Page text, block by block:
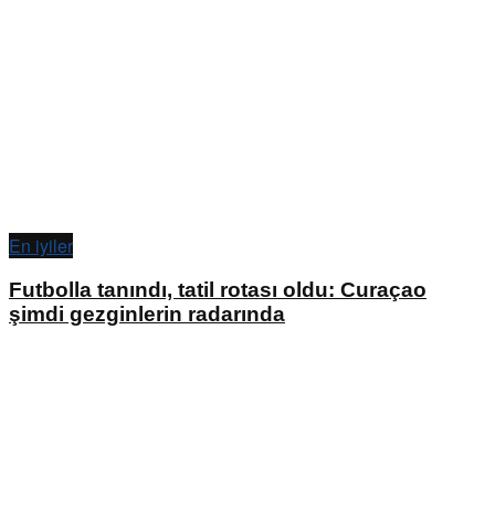
En iyiler
Futbolla tanındı, tatil rotası oldu: Curaçao
şimdi gezginlerin radarında